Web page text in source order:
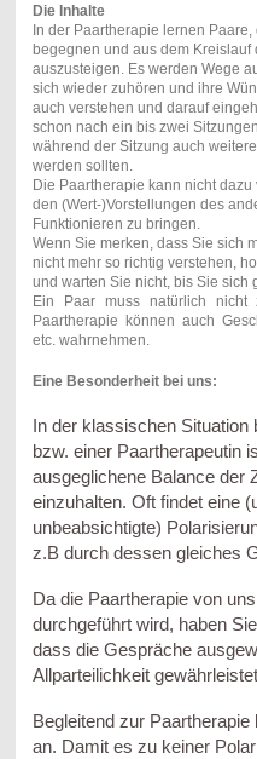
Die Inhalte
In der Paartherapie lernen
begegnen und aus dem Kreislauf
auszusteigen. Es werden Wege
sich wieder zuhören und ihre
auch verstehen und darauf
schon nach ein bis zwei
während der Sitzung auch
werden sollten.
Die Paartherapie kann nicht
den (Wert-)Vorstellungen des
Funktionieren zu bringen.
Wenn Sie merken, dass Sie sich
nicht mehr so richtig verstehen,
und warten Sie nicht, bis Sie sich
Ein Paar muss natürlich nicht
Paartherapie können auch
etc. wahrnehmen.
Eine Besonderheit bei uns:
In der klassischen Situation
bzw. einer Paartherapeutin
ausgeglichene Balance der
einzuhalten. Oft findet eine
unbeabsichtigte)
z.B durch dessen gleiches
Da die Paartherapie von
durchgeführt wird, haben
dass die Gespräche
Allparteilichkeit
Begleitend zur
an. Damit es zu keiner